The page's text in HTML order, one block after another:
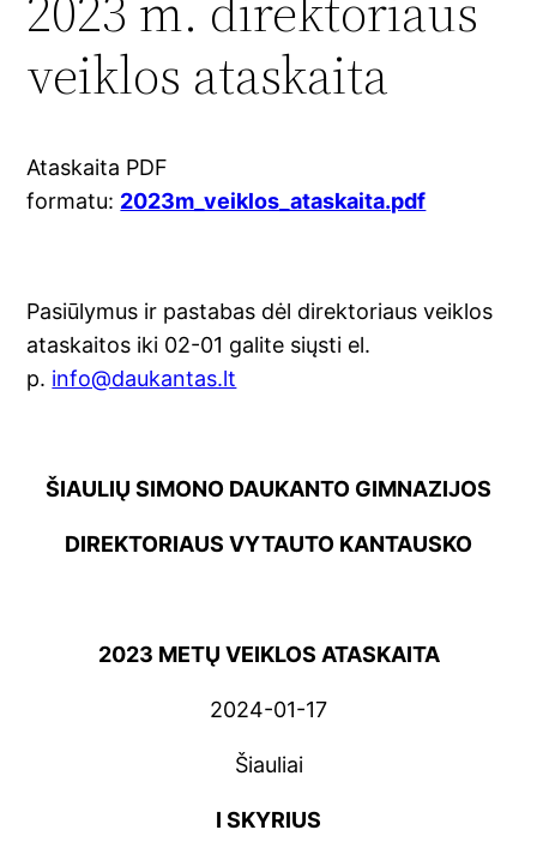
veiklos ataskaita
Ataskaita PDF
formatu: 2023m_veiklos_ataskaita.pdf
Pasiūlymus ir pastabas dėl direktoriaus veiklos
ataskaitos iki 02-01 galite siųsti el.
p. info@daukantas.lt
ŠIAULIŲ SIMONO DAUKANTO GIMNAZIJOS
DIREKTORIAUS VYTAUTO KANTAUSKO
2023 METŲ VEIKLOS ATASKAITA
2024-01-17
Šiauliai
I SKYRIUS